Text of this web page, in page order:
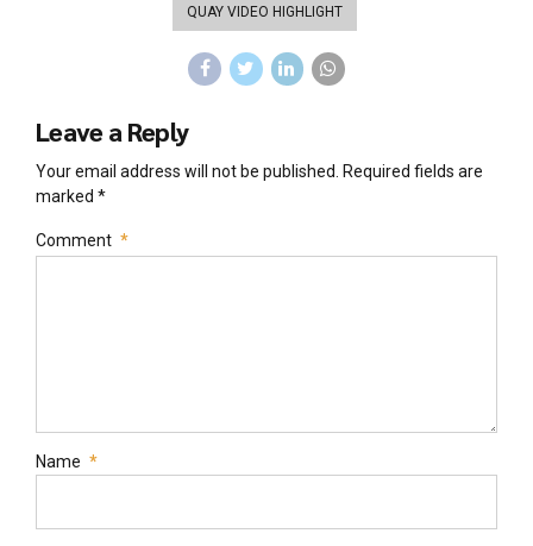
QUAY VIDEO HIGHLIGHT
Leave a Reply
Your email address will not be published. Required fields are
marked *
Comment *
Name *